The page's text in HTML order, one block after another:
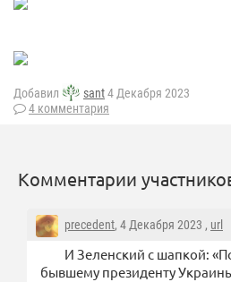
Добавил sant4 Декабря 2023
4 комментария
Комментарии
precedent, 4 Декабря 2023 , url
И Зеленский с шапкой:
бывшему президенту